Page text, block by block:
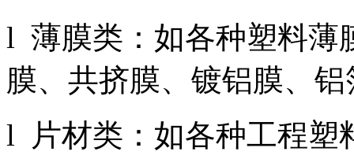
l 薄膜类：如各种塑料薄
膜、共挤膜、镀铝膜、
l 片材类：如各种工程塑